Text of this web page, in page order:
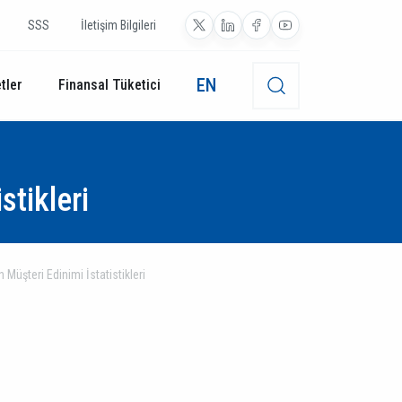
SSS İletişim Bilgileri
Finansal Tüketici EN
Müşteri Edinimi İstatistikleri